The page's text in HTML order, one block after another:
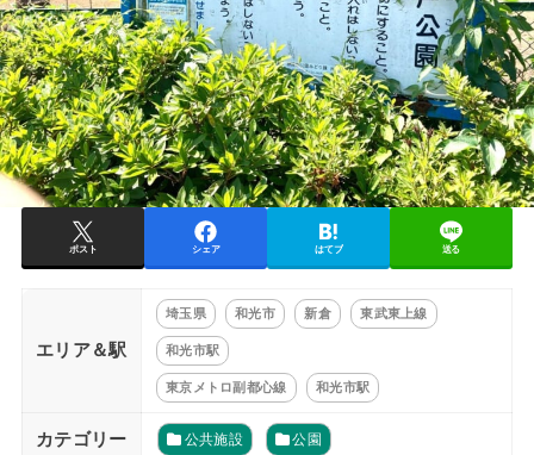
ポスト シェア はてブ 送る
エリア＆駅
埼玉県 和光市 新倉 東武東上線
和光市駅
東京メトロ副都心線 和光市駅
カテゴリー 公共施設 公園